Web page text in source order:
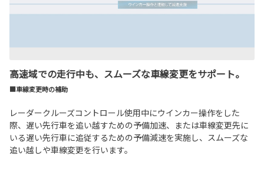
高速域での走行中も、スムーズな車線変更をサポート。
■車線変更時の補助
レーダークルーズコントロール使用中にウインカー操作をした
際、遅い先行車を追い越すための予備加速、または車線変更先に
いる遅い先行車に追従するための予備減速を実施し、スムーズな
追い越しや車線変更を行います。